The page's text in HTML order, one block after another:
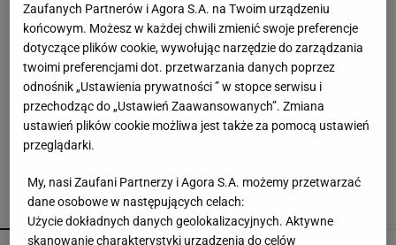
Jesienna torebka za mniej niż 50 zł? Sinsay
kusi, Bershka też ma podobne
Muchy wlatują do domu bez zaproszenia?
Postaw to przy oknie, a zmienią kierunek
POLECAMY WIĘCEJ TEMATÓW
Zaufanych Partnerów i Agora S.A. na Twoim urządzeniu
końcowym. Możesz w każdej chwili zmienić swoje preferencje
dotyczące plików cookie, wywołując narzędzie do zarządzania
twoimi preferencjami dot. przetwarzania danych poprzez
odnośnik „Ustawienia prywatności ” w stopce serwisu i
przechodząc do „Ustawień Zaawansowanych”. Zmiana
ustawień plików cookie możliwa jest także za pomocą ustawień
przeglądarki.
My, nasi Zaufani Partnerzy i Agora S.A. możemy przetwarzać
dane osobowe w następujących celach:
Użycie dokładnych danych geolokalizacyjnych. Aktywne
skanowanie charakterystyki urządzenia do celów